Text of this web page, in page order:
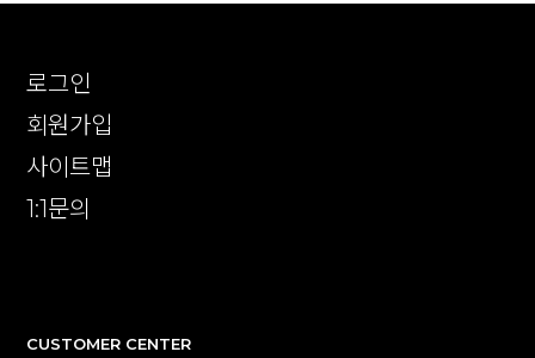
로그인
회원가입
사이트맵
1:1문의
CUSTOMER CENTER